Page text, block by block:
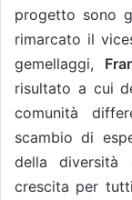
progetto sono
rimarcato il
gemellaggi,
risultato a cui
comunità
scambio di
della diversità
crescita per